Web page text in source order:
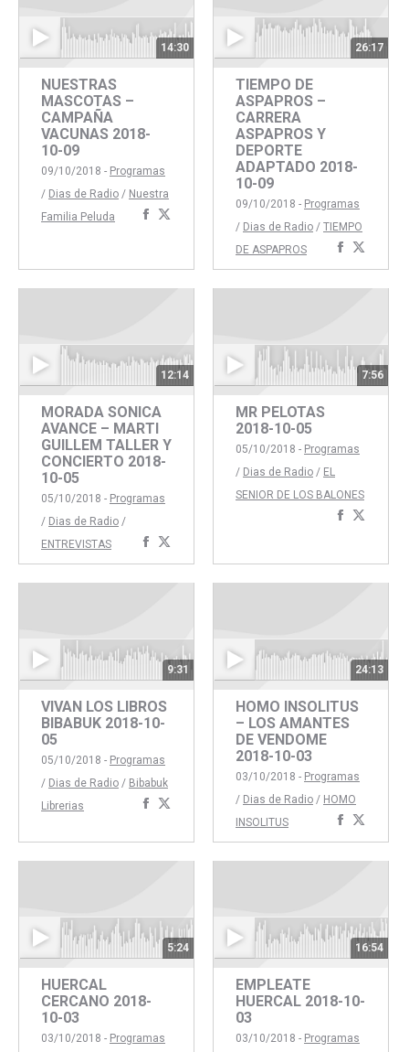
14:30
NUESTRAS
MASCOTAS –
CAMPAÑA
VACUNAS 2018-
10-09
09/10/2018 - Programas
/ Dias de Radio / Nuestra
Familia Peluda
Compartir
26:17
TIEMPO DE
ASPAPROS –
CARRERA
ASPAPROS Y
DEPORTE
ADAPTADO 2018-
10-09
09/10/2018 - Programas
/ Dias de Radio / TIEMPO
DE ASPAPROS
Compartir
concon
12:14
MORADA SONICA
AVANCE – MARTI
GUILLEM TALLER Y
CONCIERTO 2018-
10-05
05/10/2018 - Programas
/ Dias de Radio /
ENTREVISTAS
Compartir
con
Facebook
con
Twitter
7:56
MR PELOTAS
2018-10-05
05/10/2018 - Programas
/ Dias de Radio / EL
SENIOR DE LOS BALONES
Compartir
9:31
VIVAN LOS LIBROS
BIBABUK 2018-10-
05
05/10/2018 - Programas
/ Dias de Radio / Bibabuk
Librerias
Compartir
Facebook
Twitter
24:13
HOMO INSOLITUS
– LOS AMANTES
DE VENDOME
2018-10-03
03/10/2018 - Programas
/ Dias de Radio / HOMO
INSOLITUS
Compartir
concon
5:24
HUERCAL
CERCANO 2018-
10-03
03/10/2018 - Programas
16:54
EMPLEATE
HUERCAL 2018-10-
03
03/10/2018 - Programas